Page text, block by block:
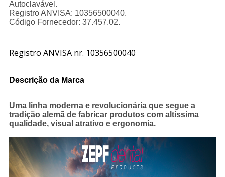
Autoclavável.
Registro ANVISA: 10356500040.
Código Fornecedor: 37.457.02.
Registro ANVISA nr. 10356500040
Descrição da Marca
Uma linha moderna e revolucionária que segue a
tradição alemã de fabricar produtos com altíssima
qualidade, visual atrativo e ergonomia.